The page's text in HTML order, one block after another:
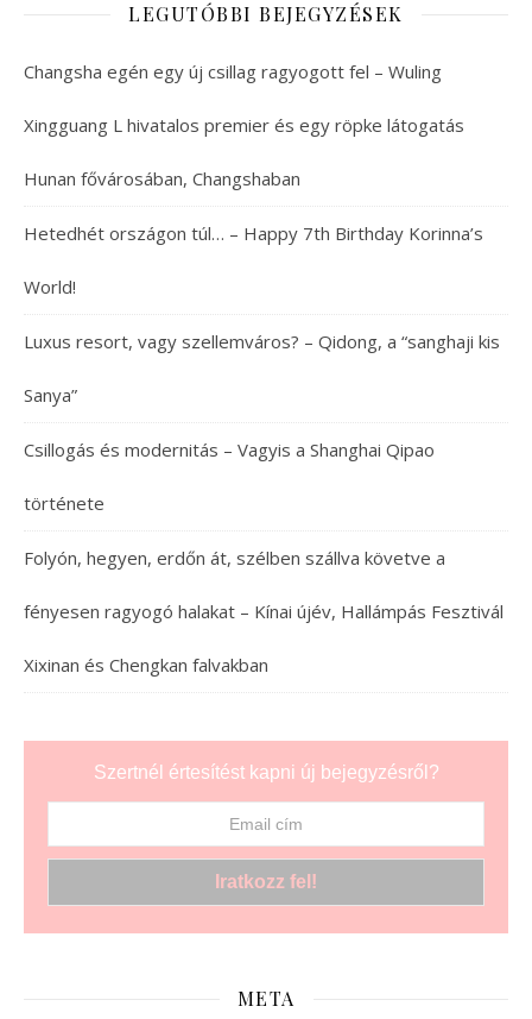
LEGUTÓBBI BEJEGYZÉSEK
Changsha egén egy új csillag ragyogott fel – Wuling
Xingguang L hivatalos premier és egy röpke látogatás
Hunan fővárosában, Changshaban
Hetedhét országon túl… – Happy 7th Birthday Korinna’s
World!
Luxus resort, vagy szellemváros? – Qidong, a “sanghaji kis
Sanya”
Csillogás és modernitás – Vagyis a Shanghai Qipao
története
Folyón, hegyen, erdőn át, szélben szállva követve a
fényesen ragyogó halakat – Kínai újév, Hallámpás Fesztivál
Xixinan és Chengkan falvakban
Szertnél értesítést kapni új bejegyzésről?
META